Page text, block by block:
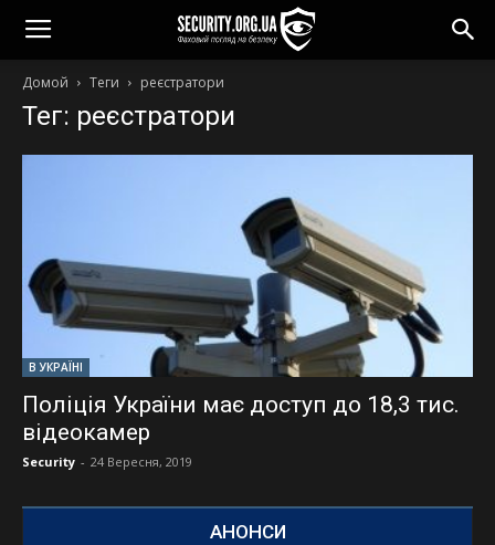
Домой Теги реєстратори
Тег: реєстратори
В УКРАЇНІ
Поліція України має доступ до 18,3 тис.
відеокамер
Security - 24 Вересня, 2019
АНОНСИ